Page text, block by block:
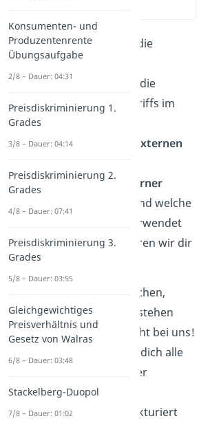
Dieser Artikel erklärt die
Wortbedeutung von
Internalisierung
und die
Verwendung des Begriffs im
wirtschaftlichen
Zusammenhang mit
externen
Internalisierung externer
funktioniert und welche
Instrumente dafür verwendet
werden können erklären wir dir
in diesem Artikel.
Lernen heißt Infos suchen,
lange Texte lesen, verstehen
oder verzweifeln…Nicht bei uns!
fasst für dich alle
relevanten Infos zu der
Wortbedeutung von
Internalisierung
strukturiert
Konsumenten- und
Produzentenrente
Übungsaufgabe
2/8 – Dauer: 04:31
Preisdiskriminierung 1.
Grades
3/8 – Dauer: 04:14
Preisdiskriminierung 2.
Grades
4/8 – Dauer: 07:41
Preisdiskriminierung 3.
Grades
5/8 – Dauer: 03:55
Gleichgewichtiges
Preisverhältnis und
Gesetz von Walras
6/8 – Dauer: 03:48
Stackelberg-Duopol
7/8 – Dauer: 01:02